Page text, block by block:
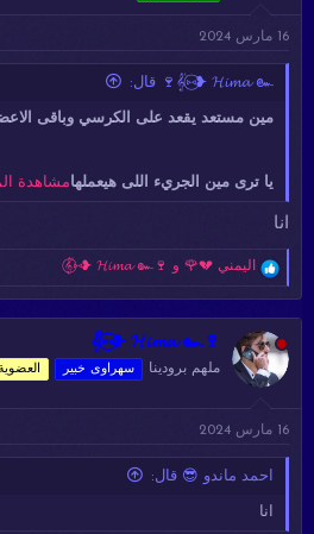
ت
16 مارس 2024
𝄟⑅⃝❥ 𝓗𝓲𝓶𝓪 ๛🍷 قال:
مين مستعد يقعد على الكرسي وباقى
يا ترى مين الجريء اللى هيعملهامشاهدة
انا
ت
ف
ا
ع
ل
:
اليمني 💔🌹 و 𝄟⑅⃝❥ 𝓗𝓲𝓶𝓪 ๛🍷
𝄟⑅⃝❥ 𝓗𝓲𝓶𝓪 ๛🍷
ملهم برودينا سهراوى خبير
16 مارس 2024
احمد ماندو 😎 قال:
انا